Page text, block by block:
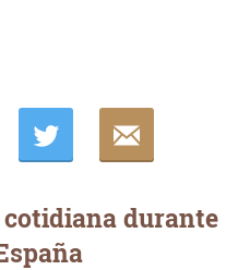
cotidiana durante